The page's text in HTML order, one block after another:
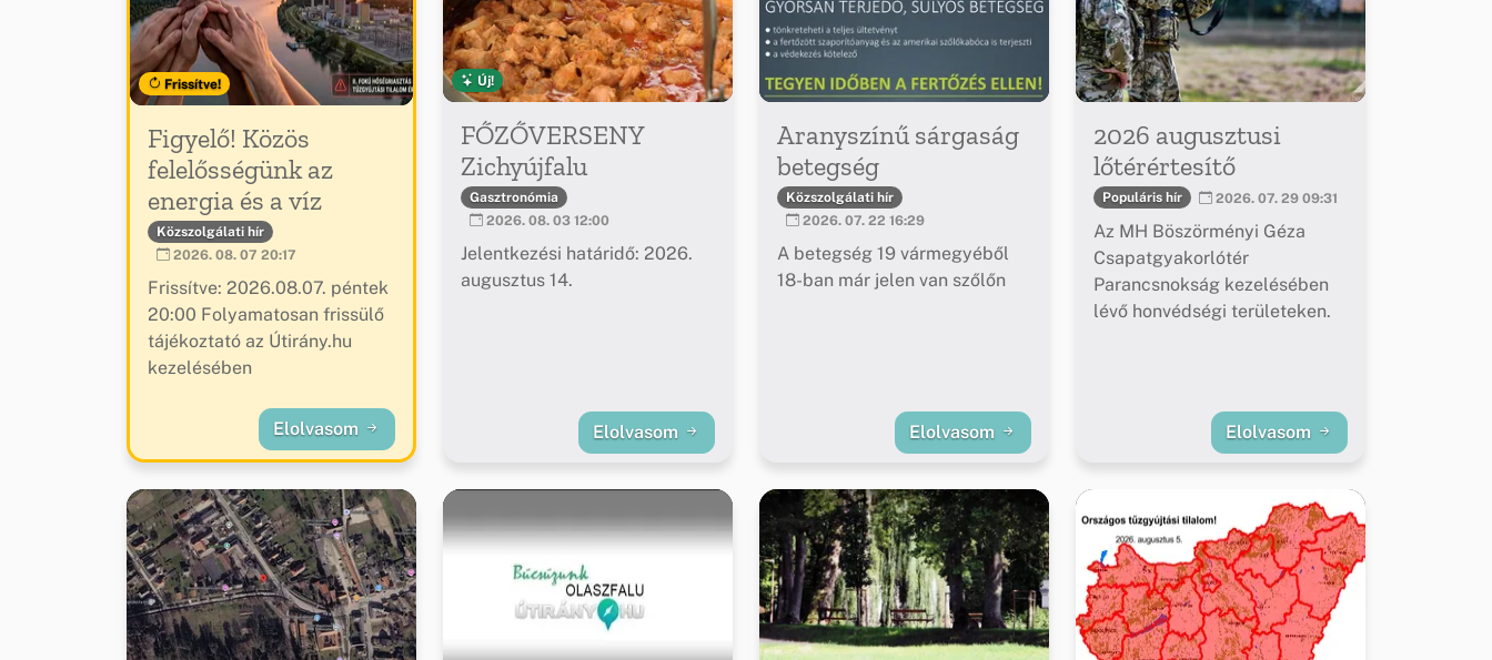
Frissítve!
Figyelő! Közös
felelősségünk az
energia és a víz
Közszolgálati hír
2026. 08. 07 20:17
Frissítve: 2026.08.07. péntek
20:00 Folyamatosan frissülő
tájékoztató az Útirány.hu
kezelésében
Elolvasom
Új!
FŐZŐVERSENY
Zichyújfalu
Gasztronómia
2026. 08. 03 12:00
Jelentkezési határidő: 2026.
augusztus 14.
Elolvasom
Aranyszínű sárgaság
betegség
Közszolgálati hír
2026. 07. 22 16:29
A betegség 19 vármegyéből
18-ban már jelen van szőlőn
Elolvasom
2026 augusztusi
lőtérértesítő
Populáris hír 2026. 07. 29 09:31
Az MH Böszörményi Géza
Csapatgyakorlótér
Parancsnokság kezelésében
lévő honvédségi területeken.
Elolvasom